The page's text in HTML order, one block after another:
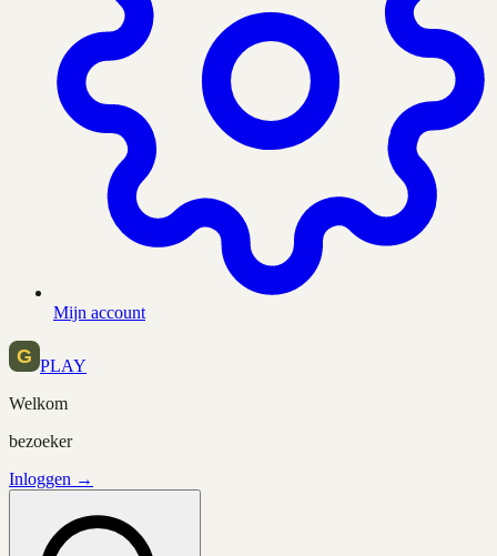
Mijn account
PLAY
Welkom
bezoeker
Inloggen →